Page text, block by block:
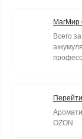
МагМир
Всего
OZON